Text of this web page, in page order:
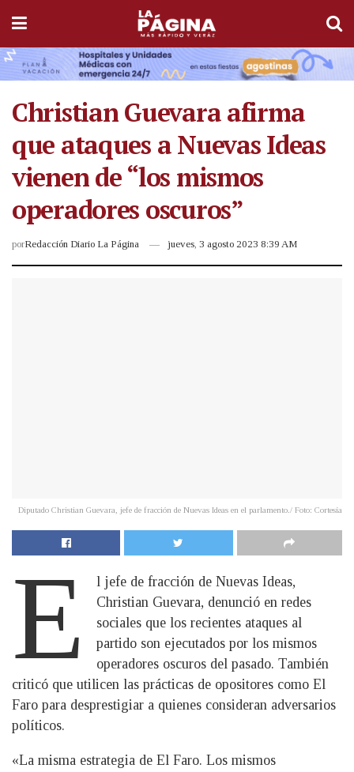
Christian Guevara afirma
que ataques a Nuevas Ideas
vienen de “los mismos
operadores oscuros”
porRedacción Diario La Página jueves, 3 agosto 2023 8:39 AM
Diputado Christian Guevara, jefe de fracción de Nuevas Ideas en el parlamento./ Foto: Cortesía
E
l jefe de fracción de Nuevas Ideas,
Christian Guevara, denunció en redes
sociales que los recientes ataques al
partido son ejecutados por los mismos
operadores oscuros del pasado. También
criticó que utilicen las prácticas de opositores como El
Faro para desprestigiar a quienes consideran adversarios
políticos.
«La misma estrategia de El Faro. Los mismos